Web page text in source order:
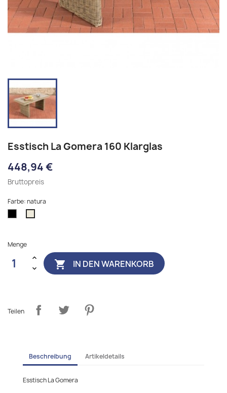
Esstisch La Gomera 160 Klarglas
448,94 €
Bruttopreis
Farbe: natura
natura
Menge
 IN DEN WARENKORB
Teilen
Beschreibung Artikeldetails
Esstisch La Gomera